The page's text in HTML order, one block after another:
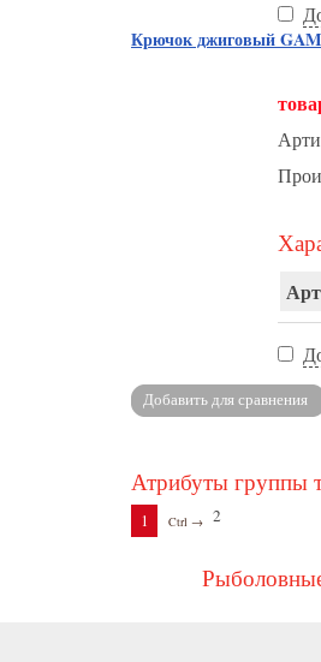
Крючок джиговый
Атрибуты группы
1 2
Ctrl →